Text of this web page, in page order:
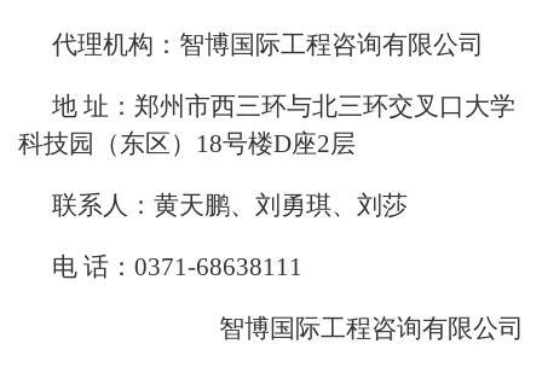
代理机构：智博国际工程咨询有限公司
地 址：郑州市西三环与北三环交叉口大学
科技园（东区）18号楼D座2层
联系人：黄天鹏、刘勇琪、刘莎
电 话：0371-68638111
智博国际工程咨询有限公司